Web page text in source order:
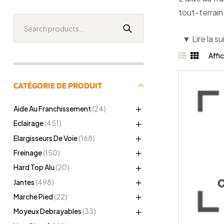
tout-terrain.
Levage
sécurité,
performant.
▼ Lire la
CATÉGORIE DE PRODUIT
Aide Au Franchissement(24)
Eclairage(451)
Elargisseurs De Voie(168)
Freinage(150)
Hard Top Alu(20)
Jantes(498)
Marche Pied(22)
Moyeux Debrayables(33)